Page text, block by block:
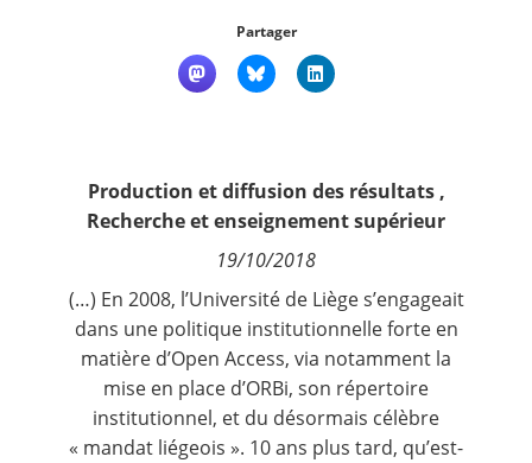
Partager
Production et diffusion des résultats,
Recherche et enseignement supérieur
19/10/2018
(…) En 2008, l’Université de Liège s’engageait
dans une politique institutionnelle forte en
matière d’Open Access, via notamment la
mise en place d’ORBi, son répertoire
institutionnel, et du désormais célèbre
« mandat liégeois ». 10 ans plus tard, qu’est-